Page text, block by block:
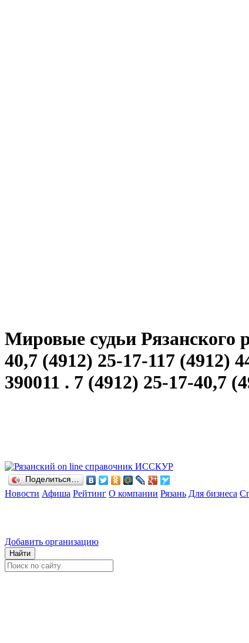
Мировые судьи Рязанского
40,7 (4912) 25-17-117 (4912)
390011 . 7 (4912) 25-17-40,7
Поделиться…
Новости Афиша Рейтинг О компании Рязань Для бизнеса
Добавить организацию